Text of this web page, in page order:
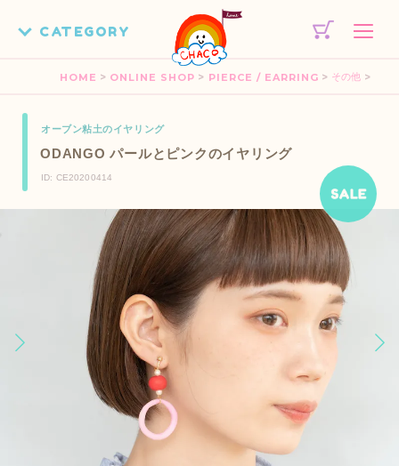
HOME > ONLINE SHOP > PIERCE / EARRING > その他 >
オーブン粘土のイヤリング
ODANGO パールとピンクのイヤリング
ID: CE20200414